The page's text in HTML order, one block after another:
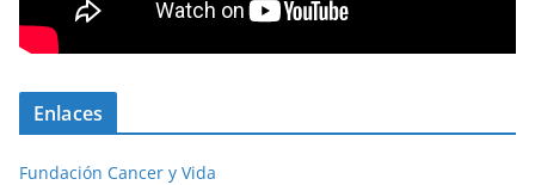
Enlaces
Fundación Cancer y Vida